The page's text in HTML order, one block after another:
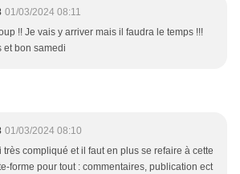
01/03/2024 08:11
!! Je vais y arriver mais il faudra le temps !!!
et bon samedi
01/03/2024 08:10
très compliqué et il faut en plus se refaire à cette
forme pour tout : commentaires, publication ect